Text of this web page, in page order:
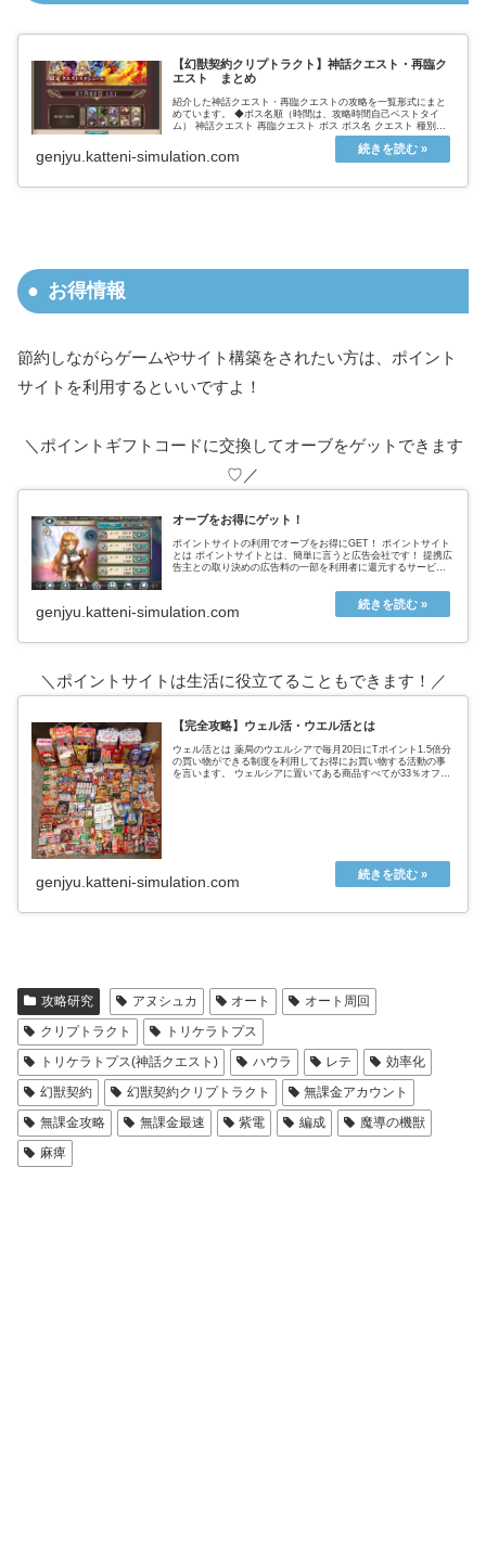
【幻獣契約クリプトラクト】神話クエスト・再臨ク
エスト まとめ
紹介した神話クエスト・再臨クエストの攻略を一覧形式にまと
めています。 ◆ボス名順（時間は、攻略時間自己ベストタイ
ム） 神話クエスト 再臨クエスト ボス ボス名 クエスト 種別
AUTO 周回 （mm:dd） 手動 周回 （mm:dd） 塵界...
genjyu.katteni-simulation.com
お得情報
節約しながらゲームやサイト構築をされたい方は、ポイント
サイトを利用するといいですよ！
＼ポイントギフトコードに交換してオーブをゲットできます
♡／
オーブをお得にゲット！
ポイントサイトの利用でオーブをお得にGET！ ポイントサイト
とは ポイントサイトとは、簡単に言うと広告会社です！ 提携広
告主との取り決めの広告料の一部を利用者に還元するサービス
genjyu.katteni-simulation.com
＼ポイントサイトは生活に役立てることもできます！／
【完全攻略】ウェル活・ウエル活とは
ウェル活とは 薬局のウエルシアで毎月20日にTポイント1.5倍分
の買い物ができる制度を利用してお得にお買い物する活動の事
を言います。 ウェルシアに置いてある商品すべてが33％オフに
genjyu.katteni-simulation.com
攻略研究 アヌシュカ オート
オート周回
クリプトラクト
トリケラトプス
トリケラトプス(神話クエスト)
ハウラ レテ
効率化
幻獣契約
幻獣契約クリプトラクト
無課金アカウント
無課金攻略
無課金最速 紫電 編成
魔導の機獣
麻痺